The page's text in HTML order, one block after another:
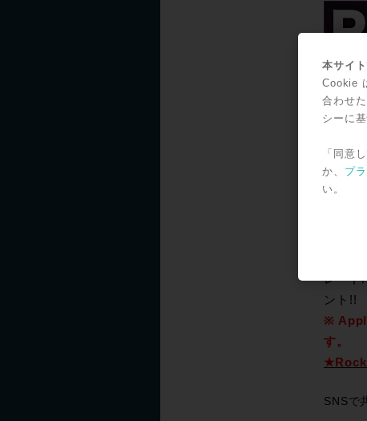
Rock
レード
ント!!
※
す。
★Rock
SNSで
本サイ
Cookie
合わせ
シーに
「同意
か、 プ
い。